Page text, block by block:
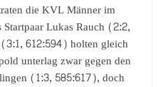
die KVL Männer im
Lukas Rauch (2:2,
612:594) holten gleich
unterlag zwar gegen den
(1:3, 585:617), doch